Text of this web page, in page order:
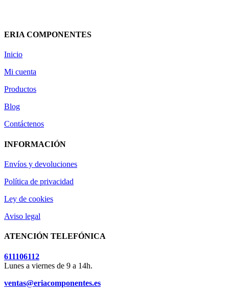
ERIA COMPONENTES
Inicio
Mi cuenta
Productos
Blog
Contáctenos
INFORMACIÓN
Envíos y devoluciones
Política de privacidad
Ley de cookies
Aviso legal
ATENCIÓN TELEFÓNICA
611106112
Lunes a viernes de 9 a 14h.
ventas@eriacomponentes.es